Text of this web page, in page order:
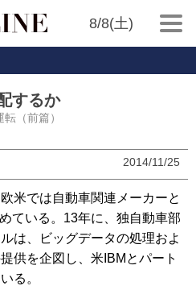
8/8(土)
するか
（前篇）
2014/11/25
米では自動車関連メーカーと
ている。13年に、独自動車部
は、ビッグデータの処理およ
供を企図し、米IBMとパート
る。